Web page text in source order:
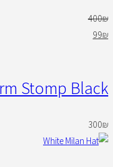
400₪
99₪
Stomp Black
300₪